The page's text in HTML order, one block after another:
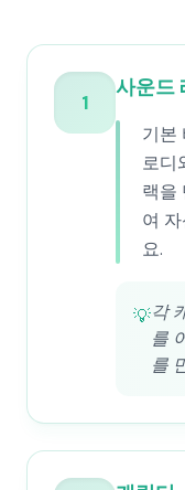
1
사운드
기본
로디
랙을
여
요.
💡각
를
를